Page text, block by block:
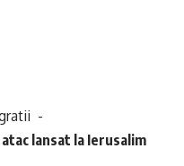
-
lansat la Ierusalim